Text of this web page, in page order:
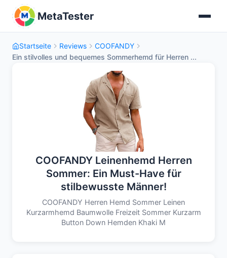
MetaTester
Startseite Reviews
COOFANDY
Ein stilvolles und bequemes Sommerhemd für Herren ...
COOFANDY Leinenhemd Herren
Sommer: Ein Must-Have für
stilbewusste Männer!
COOFANDY Herren Hemd Sommer Leinen
Kurzarmhemd Baumwolle Freizeit Sommer Kurzarm
Button Down Hemden Khaki M